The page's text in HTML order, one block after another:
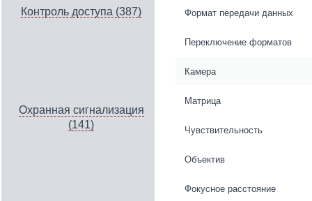
Контроль доступа (387)
Охранная сигнализация
(141)
Формат передачи данных
Переключение форматов
Камера
Матрица
Чувствительность
Объектив
Фокусное расстояние